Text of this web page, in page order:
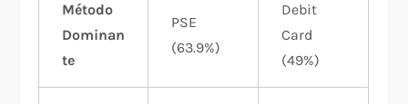
Método
Dominan
te
PSE
(63.9%)
Debit
Card
(49%)